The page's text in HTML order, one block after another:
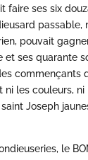
faire ses six
passable,
pouvait
et ses quarante
commençants
ni les couleurs, ni
Joseph
le